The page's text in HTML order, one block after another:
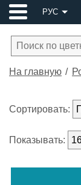
РУС
На главную
Сортировать:
Показывать: